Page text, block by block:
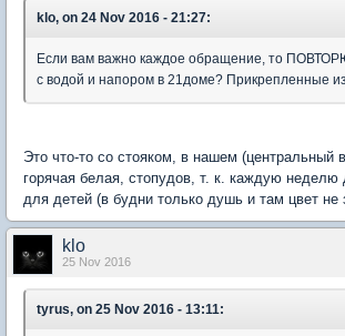
klo, on 24 Nov 2016 - 21:27:
Если вам важно каждое обращение, то
с водой и напором в 21доме? Прикрепленные
Это что-то со стояком, в нашем (центральный
горячая белая, стопудов, т. к. каждую
для детей (в будни только душь и там цвет не
klo
25 Nov 2016
tyrus, on 25 Nov 2016 - 13:11: